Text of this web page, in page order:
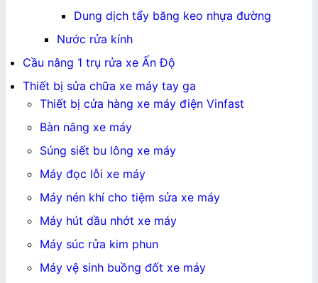
Dung dịch tẩy băng keo nhựa đường
Nước rửa kính
Cầu nâng 1 trụ rửa xe Ấn Độ
Thiết bị sửa chữa xe máy tay ga
Thiết bị cửa hàng xe máy điện Vinfast
Bàn nâng xe máy
Súng siết bu lông xe máy
Máy đọc lỗi xe máy
Máy nén khí cho tiệm sửa xe máy
Máy hút dầu nhớt xe máy
Máy súc rửa kim phun
Máy vệ sinh buồng đốt xe máy